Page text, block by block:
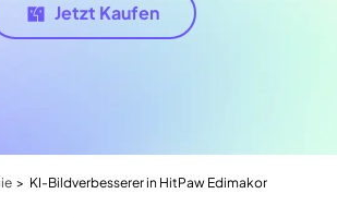
Jetzt Kaufen
KI-Bildverbesserer in HitPaw Edimakor